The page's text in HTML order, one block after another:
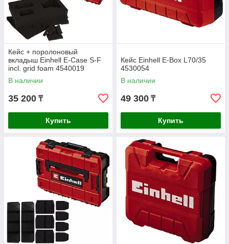
Кейс + поролоновый
вкладыш Einhell E-Case S-F
incl. grid foam 4540019
В наличии
35 200 ₸
Купить
Кейс Einhell E-Box L70/35
4530054
В наличии
49 300 ₸
Купить